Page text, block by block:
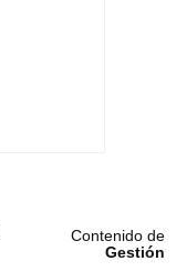
Contenido de
Gestión